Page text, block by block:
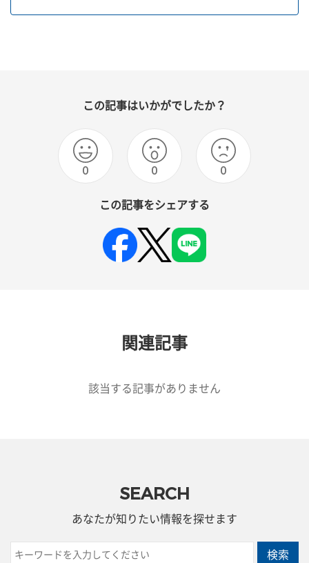
この記事はいかがでしたか？
0 0 0
この記事をシェアする
関連記事
該当する記事がありません
SEARCH
あなたが知りたい情報を探せます
検索